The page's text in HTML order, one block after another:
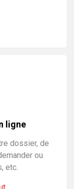
ligne
dossier, de
ou
etc.